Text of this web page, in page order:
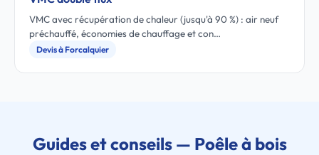
VMC avec récupération de chaleur (jusqu'à 90 %) : air neuf
préchauffé, économies de chauffage et con…
Devis à Forcalquier
Guides et conseils — Poêle à bois